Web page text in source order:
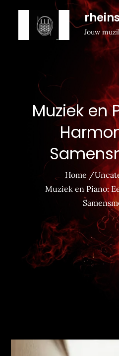
Jouw
Muziek en
Home
Muziek en Piano: